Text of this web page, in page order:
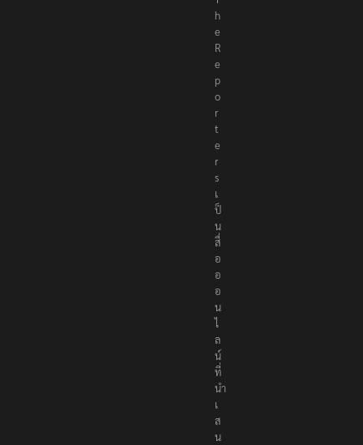
h
e
R
e
p
o
r
t
e
r
s
เ
ป็
น
สื่
อ
อ
อ
น
ไ
ล
น์
ที่
นำ
เ
ส
น